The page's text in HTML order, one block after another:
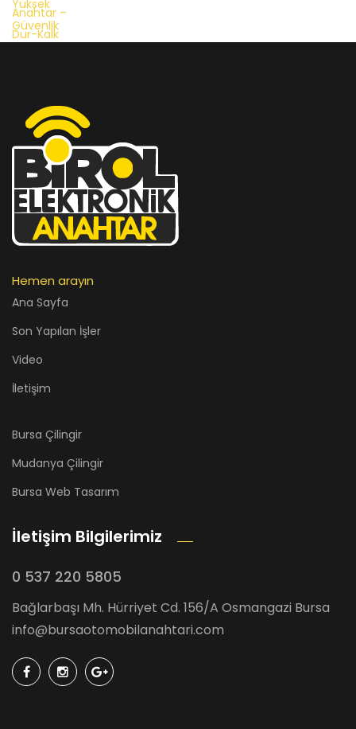
Hemen arayın
Ana Sayfa
Son Yapılan İşler
Video
İletişim
Bursa Çilingir
Mudanya Çilingir
Bursa Web Tasarım
İletişim Bilgilerimiz
0 537 220 5805
Bağlarbaşı Mh. Hürriyet Cd. 156/A Osmangazi Bursa
info@bursaotomobilanahtari.com